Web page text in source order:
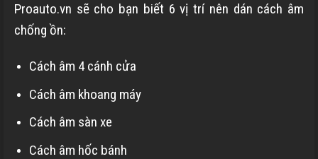
Proauto.vn sẽ cho bạn biết 6 vị trí nên dán cách âm
chống ồn:
Cách âm 4 cánh cửa
Cách âm khoang máy
Cách âm sàn xe
Cách âm hốc bánh